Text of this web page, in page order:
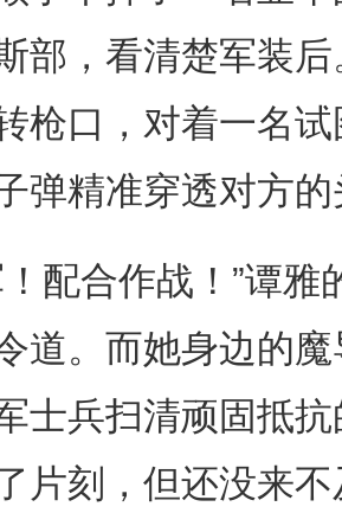
部，看清楚军装
枪口，对着一名
精准穿透对方的
合作战！”谭雅
道。而她身边的
士兵扫清顽固抵
片刻，但还没来